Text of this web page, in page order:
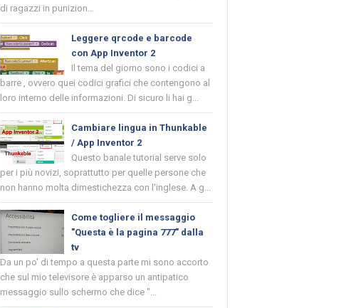
di ragazzi in punizion...
Leggere qrcode e barcode
con App Inventor 2
Il tema del giorno sono i codici a
barre , ovvero quei codici grafici che contengono al
loro interno delle informazioni. Di sicuro li hai g...
Cambiare lingua in Thunkable
/ App Inventor 2
Questo banale tutorial serve solo
per i più novizi, soprattutto per quelle persone che
non hanno molta dimestichezza con l'inglese. A g...
Come togliere il messaggio
"Questa è la pagina 777" dalla
tv
Da un po' di tempo a questa parte mi sono accorto
che sul mio televisore è apparso un antipatico
messaggio sullo schermo che dice "...